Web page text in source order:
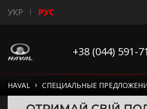
УКР РУС
+38 (044) 591-
HAVAL › СПЕЦИАЛЬНЫЕ